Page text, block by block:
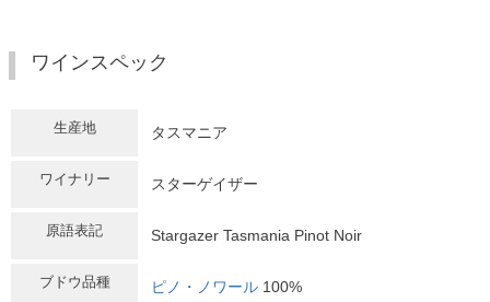
ワインスペック
生産地 タスマニア
ワイナリー スターゲイザー
原語表記 Stargazer Tasmania Pinot Noir
ブドウ品種 ピノ・ノワール 100%